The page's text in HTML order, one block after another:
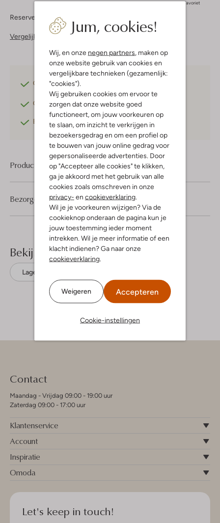
Jum, cookies!
Wij, en onze negen partners , maken op
onze website gebruik van cookies en
vergelijkbare technieken (gezamenlijk:
"cookies").
Wij gebruiken cookies om ervoor te
zorgen dat onze website goed
functioneert, om jouw voorkeuren op
te slaan, om inzicht te verkrijgen in
bezoekersgedrag en om een profiel op
te bouwen van jouw online gedrag voor
gepersonaliseerde advertenties. Door
op "Accepteer alle cookies" te klikken,
ga je akkoord met het gebruik van alle
cookies zoals omschreven in onze
privacy- en cookieverklaring
Wil je je voorkeuren wijzigen? Via de
cookieknop onderaan de pagina kun je
jouw toestemming ieder moment
intrekken. Wil je meer informatie of een
klacht indienen? Ga naar onze
cookieverklaring
Weigeren Accepteren
Cookie-instellingen
Favoriet
Reserveer direct in een van onze 37 boutiques
Vergelijkbare items
Gratis verzending
Gratis retournerenbinnen 30 dagen*
Betaal achteraf met Klarna
Product informatie
Bezorgen & retourneren
Bekijk meer
Lage sneakers
Contact
Maandag - Vrijdag 09:00 - 19:00 uur
Zaterdag 09:00 - 17:00 uur
Klantenservice
Account
Inspiratie
Omoda
Let's keep in touch!